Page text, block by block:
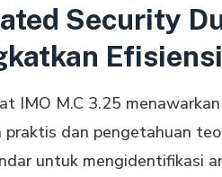
Security
IMO M.C 3.25
praktis dan pengetahuan
untuk mengidentifikasi